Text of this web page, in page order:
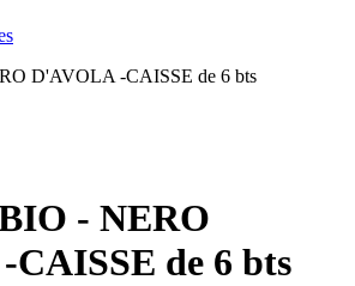
D'AVOLA -CAISSE de 6 bts
- NERO
de 6 bts